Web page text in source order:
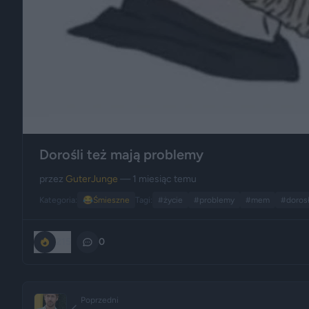
Dorośli też mają problemy
przez GuterJunge — 1 miesiąc temu
Kategoria: 😂Śmieszne Tagi: #życie #problemy #mem
0
Poprzedni